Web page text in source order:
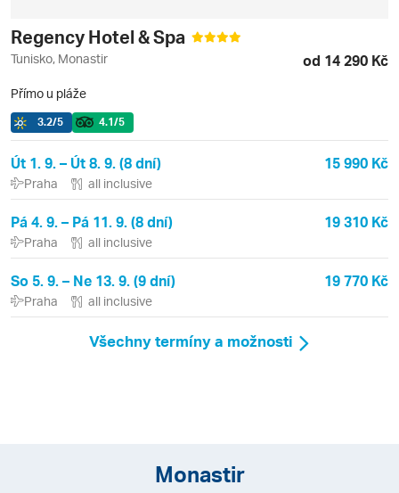
Regency Hotel & Spa
Tunisko, Monastir od 14 290 Kč
Přímo u pláže
3.2/5 4.1/5
Út 1. 9. – Út 8. 9. (8 dní) 15 990 Kč
Praha all inclusive
Pá 4. 9. – Pá 11. 9. (8 dní) 19 310 Kč
Praha all inclusive
So 5. 9. – Ne 13. 9. (9 dní) 19 770 Kč
Praha all inclusive
Všechny termíny a možnosti
Monastir